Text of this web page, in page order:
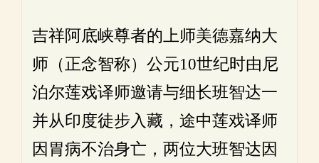
吉祥阿底峡尊者的上师美德嘉纳大
师（正念智称）公元10世纪时由尼
泊尔莲戏译师邀请与细长班智达一
并从印度徒步入藏，途中莲戏译师
因胃病不治身亡，两位大班智达因